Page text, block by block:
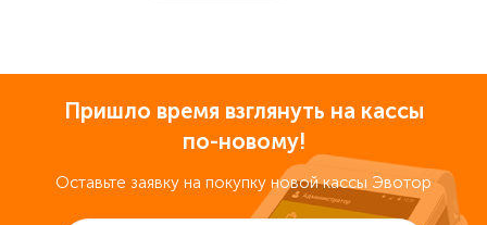
Пришло время взглянуть на кассы
по-новому!
Оставьте заявку на покупку новой кассы Эвотор